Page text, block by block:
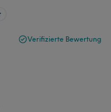
Verifizierte Bewertung